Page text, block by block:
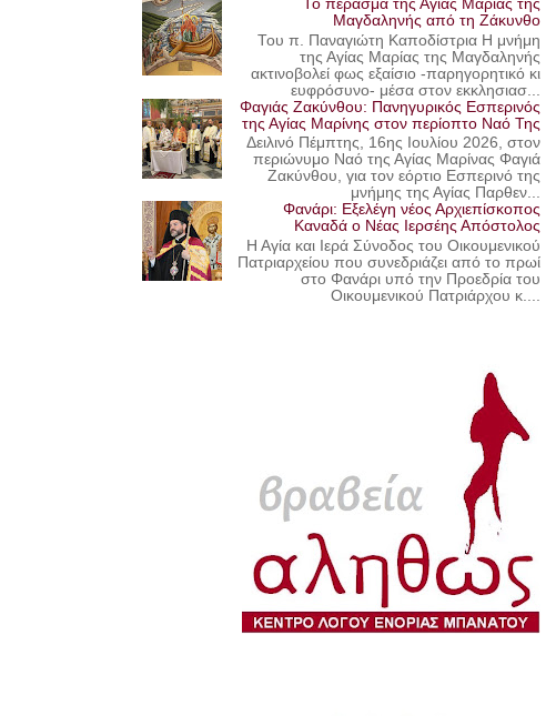
Το πέρασμα της Αγίας Μαρίας της
Μαγδαληνής από τη Ζάκυνθο
Του π. Παναγιώτη Καποδίστρια Η μνήμη
της Αγίας Μαρίας της Μαγδαληνής
ακτινοβολεί φως εξαίσιο -παρηγορητικό κι
ευφρόσυνο- μέσα στον εκκλησιασ...
Φαγιάς Ζακύνθου: Πανηγυρικός Εσπερινός
της Αγίας Μαρίνης στον περίοπτο Ναό Της
Δειλινό Πέμπτης, 16ης Ιουλίου 2026, στον
περιώνυμο Ναό της Αγίας Μαρίνας Φαγιά
Ζακύνθου, για τον εόρτιο Εσπερινό της
μνήμης της Αγίας Παρθεν...
Φανάρι: Εξελέγη νέος Αρχιεπίσκοπος
Καναδά ο Νέας Ιερσέης Απόστολος
Η Αγία και Ιερά Σύνοδος του Οικουμενικού
Πατριαρχείου που συνεδριάζει από το πρωί
στο Φανάρι υπό την Προεδρία του
Οικουμενικού Πατριάρχου κ....